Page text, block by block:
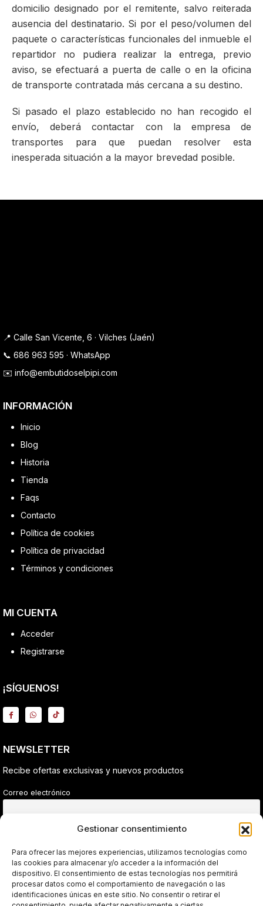
Gestionar consentimiento
Para ofrecer las mejores experiencias, utilizamos tecnologías como
las cookies para almacenar y/o acceder a la información del
dispositivo. El consentimiento de estas tecnologías nos permitirá
procesar datos como el comportamiento de navegación o las
identificaciones únicas en este sitio. No consentir o retirar el
domicilio designado por el remitente, salvo reiterada
ausencia del destinatario. Si por el peso/volumen del
paquete o características funcionales del inmueble el
repartidor no pudiera realizar la entrega, previo
aviso, se efectuará a puerta de calle o en la oficina
de transporte contratada más cercana a su destino.
Si pasado el plazo establecido no han recogido el
envío, deberá contactar con la empresa de
transportes para que puedan resolver esta
inesperada situación a la mayor brevedad posible.
📍 Calle San Vicente, 6 · Vilches (Jaén)
📞 686 963 595 · WhatsApp
✉️ info@embutidoselpipi.com
INFORMACIÓN
Inicio
Blog
Historia
Tienda
Faqs
Contacto
Política de cookies
Política de privacidad
Términos y condiciones
MI CUENTA
Acceder
Registrarse
¡SÍGUENOS!
NEWSLETTER
Recibe ofertas exclusivas y nuevos productos
Correo electrónico
He leído y acepto la política de privacidad.
Sin spam. Solo ofertas reales.